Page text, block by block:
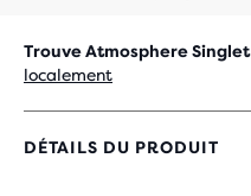
Trouve Atmosphere
localement
DÉTAILS DU PRODUIT